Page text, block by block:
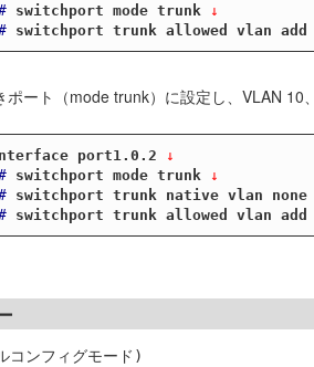
switchport mode trunk ↓
switchport trunk allowed vlan add
ート（mode trunk）に設定し、VLAN
port1.0.2 ↓
switchport mode trunk ↓
switchport trunk native vlan none
switchport trunk allowed vlan add
コンフィグモード)